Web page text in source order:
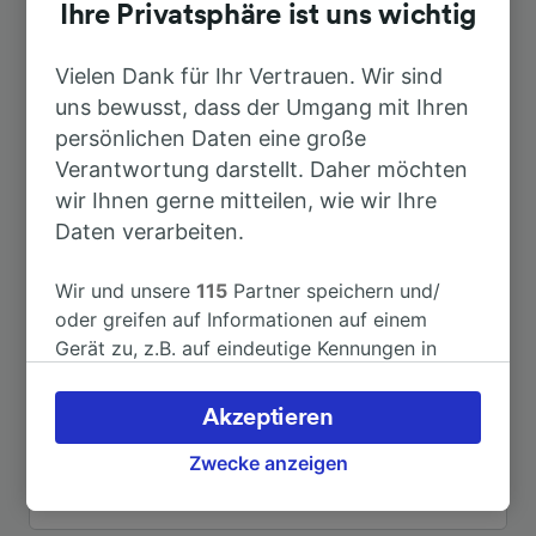
Dauer
Nach Mannheim Hbf 24min
Nach Heidelberg Hbf
Nach Amsterdam 5h 9min
Nach Frankfurt (Main) Hbf 1h 12min
Nach Deidesheim 1h 19min
Ihre Privatsphäre ist uns wichtig
Vielen Dank für Ihr Vertrauen. Wir sind
uns bewusst, dass der Umgang mit Ihren
persönlichen Daten eine große
Verantwortung darstellt. Daher möchten
wir Ihnen gerne mitteilen, wie wir Ihre
Daten verarbeiten.
Wir und unsere115 Partner speichern und/
oder greifen auf Informationen auf einem
Gerät zu, z.B. auf eindeutige Kennungen in
verarbeiten. Sie können Ihre Präferenzen
akzeptieren oder verwalten, einschließlich
Ihres Widerspruchsrechts bei berechtigtem
Zwecke anzeigen
Akzeptieren